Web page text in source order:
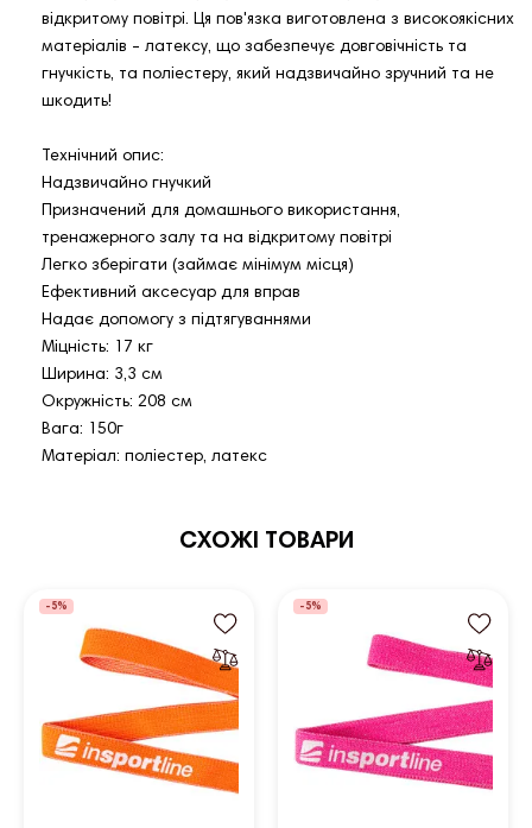
відкритому повітрі. Ця пов'язка виготовлена ​​з високоякісних
матеріалів - латексу, що забезпечує довговічність та
гнучкість, та поліестеру, який надзвичайно зручний та не
шкодить!
Технічний опис:
Надзвичайно гнучкий
Призначений для домашнього використання,
тренажерного залу та на відкритому повітрі
Легко зберігати (займає мінімум місця)
Ефективний аксесуар для вправ
Надає допомогу з підтягуваннями
Міцність: 17 кг
Ширина: 3,3 см
Окружність: 208 см
Вага: 150г
Матеріал: поліестер, латекс
СХОЖІ ТОВАРИ
-5% -5%